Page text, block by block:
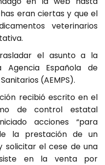
eran ciertas y que el
veterinarios
el asunto a la
Agencia Española de
(AEMPS).
recibió escrito en el
de control estatal
acciones “para
la prestación de un
solicitar el cese de una
en la venta por